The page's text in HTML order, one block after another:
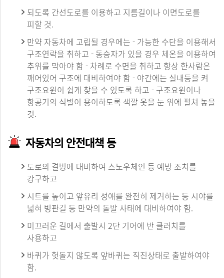
되도록 간선도로를 이용하고 지름길이나 이면도로를
피할 것.
만약 자동차에 고립될 경우에는 - 가능한 수단을 이용해서
구조연락을 취하고 - 동승자가 있을 경우 체온을 이용하여
추위를 막아야 함 - 차례로 수면을 취하고 항상 한사람은
깨어있어 구조에 대비하여야 함 - 야간에는 실내등을 켜
구조요원이 쉽게 찾을 수 있도록 하고 - 구조요원이나
항공기의 식별이 용이하도록 색깔 옷을 눈 위에 펼쳐 놓을
것.
자동차의 안전대책 등
도로의 결빙에 대비하여 스노우체인 등 예방 조치를
강구하고
시트를 높이고 앞유리 성애를 완전히 제거하는 등 시야를
넓혀 빙판길 등 만약의 돌발 사태에 대비하여야 함.
미끄러운 길에서 출발시 2단 기어에 반 클러치를
사용하고
바퀴가 헛돌지 않도록 앞바퀴는 직진상태로 출발하여야
함.